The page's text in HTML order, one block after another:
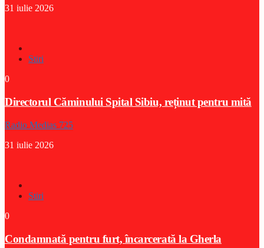
31 iulie 2026
Stiri
0
Directorul Căminului Spital Sibiu, reținut pentru mită
Radio Medias 725
31 iulie 2026
Stiri
0
Condamnată pentru furt, încarcerată la Gherla